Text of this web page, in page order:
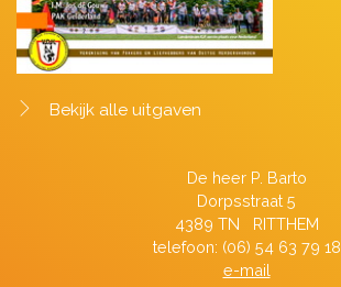
Bekijk alle uitgaven
De heer P. Barto
Dorpsstraat 5
4389 TN RITTHEM
telefoon: (06) 54 63 79 18
e-mail